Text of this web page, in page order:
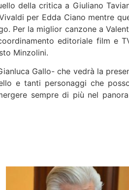
della critica a Giuliano
per Edda Ciano mentre
Per la miglior canzone a
editoriale film e
Minzolini.
Gallo- che vedrà la
e tanti personaggi che
sempre di più nel